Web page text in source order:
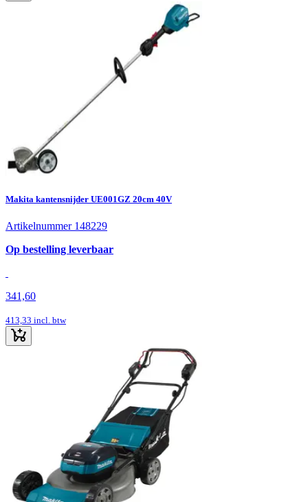
Makita kantensnijder UE001GZ 20cm 40V
Artikelnummer 148229
Op bestelling leverbaar
341,60
413,33 incl. btw